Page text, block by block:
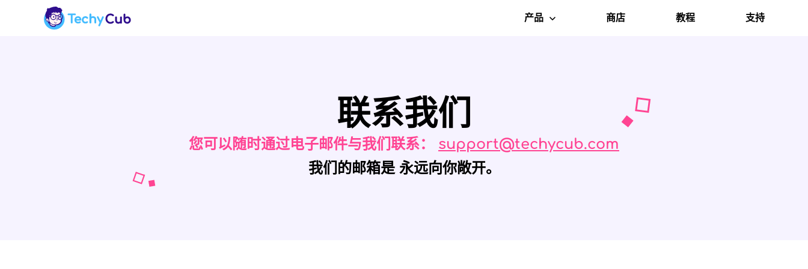
产品 商店 教程 支持
联系我们
您可以随时通过电子邮件与我们联系： support@techycub.com
我们的邮箱是 永远向你敞开。